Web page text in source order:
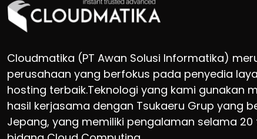
Cloudmatika (PT Awan Solusi Informatika)
perusahaan yang berfokus pada penyedia
hosting terbaik.Teknologi yang kami gunakan
hasil kerjasama dengan Tsukaeru Grup yang
Jepang, yang memiliki pengalaman selama 20